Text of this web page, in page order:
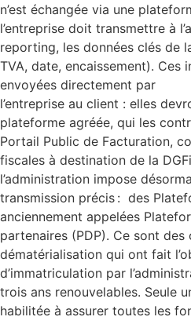
n’est échangée via une
l’entreprise doit transmettre à
reporting, les données clés de
TVA, date, encaissement). Ces
envoyées directement par
l’entreprise au client : elles
plateforme agréée, qui les
Portail Public de Facturation,
fiscales à destination de la
l’administration impose
transmission précis : des
anciennement appelées
partenaires (PDP). Ce sont des
dématérialisation qui ont fait
d’immatriculation par
trois ans renouvelables. Seule
habilitée à assurer toutes les